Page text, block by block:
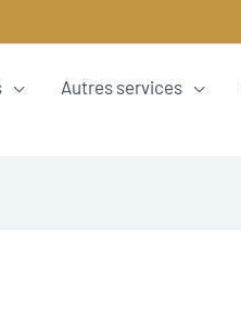
Autres services